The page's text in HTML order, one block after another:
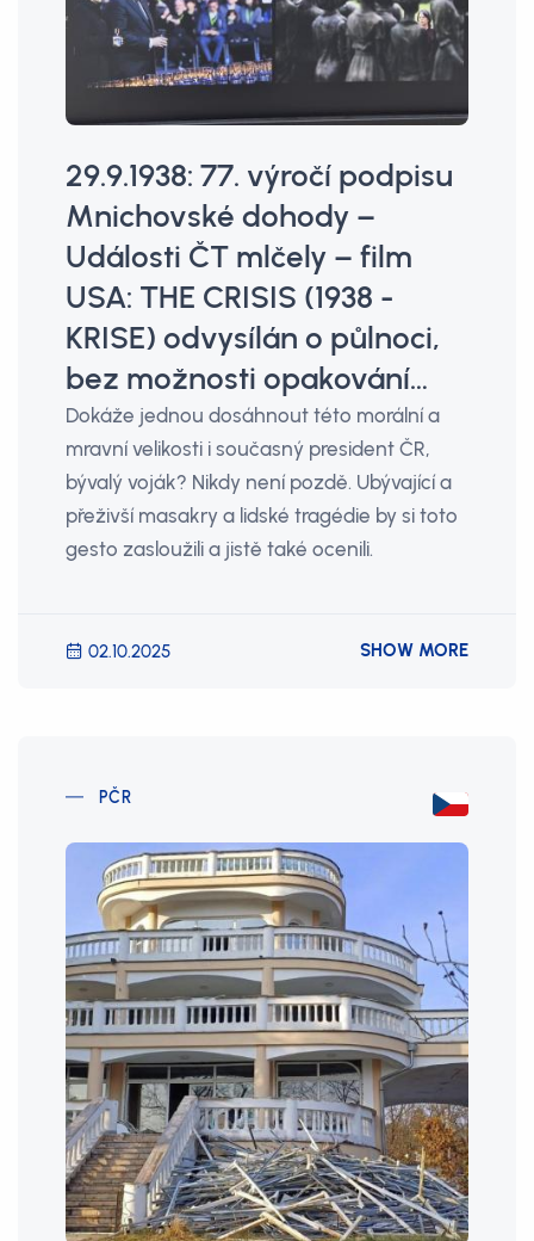
29.9.1938: 77. výročí podpisu
Mnichovské dohody –
Události ČT mlčely – film
USA: THE CRISIS (1938 -
KRISE) odvysílán o půlnoci,
bez možnosti opakování…
Dokáže jednou dosáhnout této morální a
mravní velikosti i současný president ČR,
bývalý voják? Nikdy není pozdě. Ubývající a
přeživší masakry a lidské tragédie by si toto
gesto zasloužili a jistě také ocenili.
02.10.2025 SHOW MORE
PČR